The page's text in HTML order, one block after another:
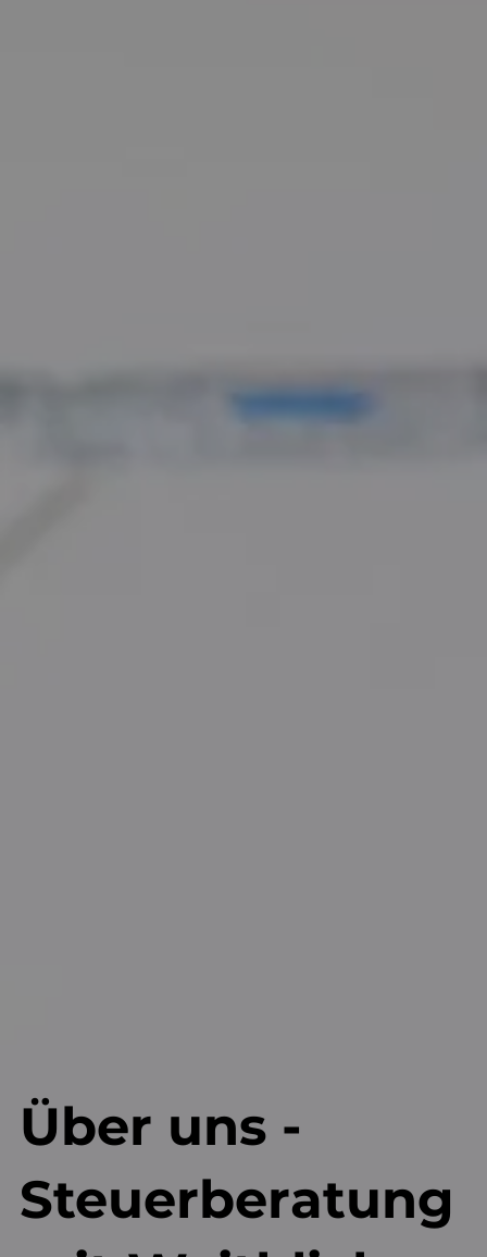
Über uns -
Steuerberatung